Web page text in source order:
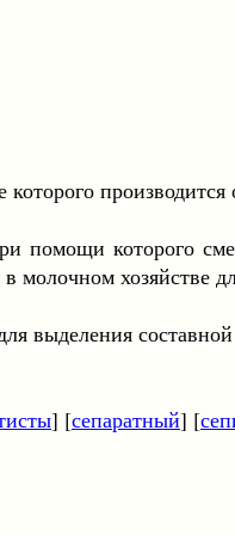
производится
которого смеси
хозяйстве
составной
] [сепаратный] [